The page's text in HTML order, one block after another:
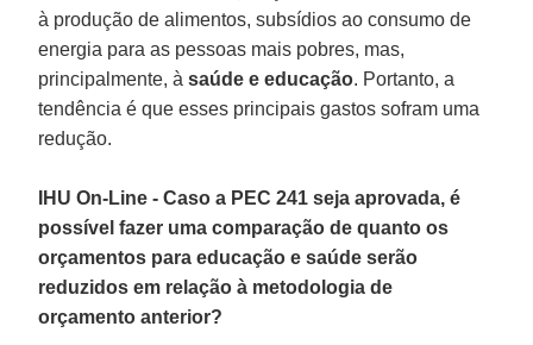
à produção de alimentos, subsídios ao consumo de
energia para as pessoas mais pobres, mas,
principalmente, à saúde e educação. Portanto, a
tendência é que esses principais gastos sofram uma
redução.
IHU On-Line - Caso a PEC 241 seja aprovada, é
possível fazer uma comparação de quanto os
orçamentos para educação e saúde serão
reduzidos em relação à metodologia de
orçamento anterior?